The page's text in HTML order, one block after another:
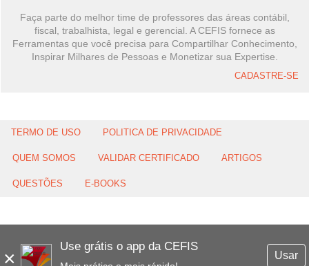
×
Use grátis o app da CEFIS
Usar
Faça parte do melhor time de professores das áreas contábil,
fiscal, trabalhista, legal e gerencial. A CEFIS fornece as
Ferramentas que você precisa para Compartilhar Conhecimento,
Inspirar Milhares de Pessoas e Monetizar sua Expertise.
CADASTRE-SE
TERMO DE USO POLITICA DE PRIVACIDADE
QUEM SOMOS VALIDAR CERTIFICADO ARTIGOS
QUESTÕES E-BOOKS